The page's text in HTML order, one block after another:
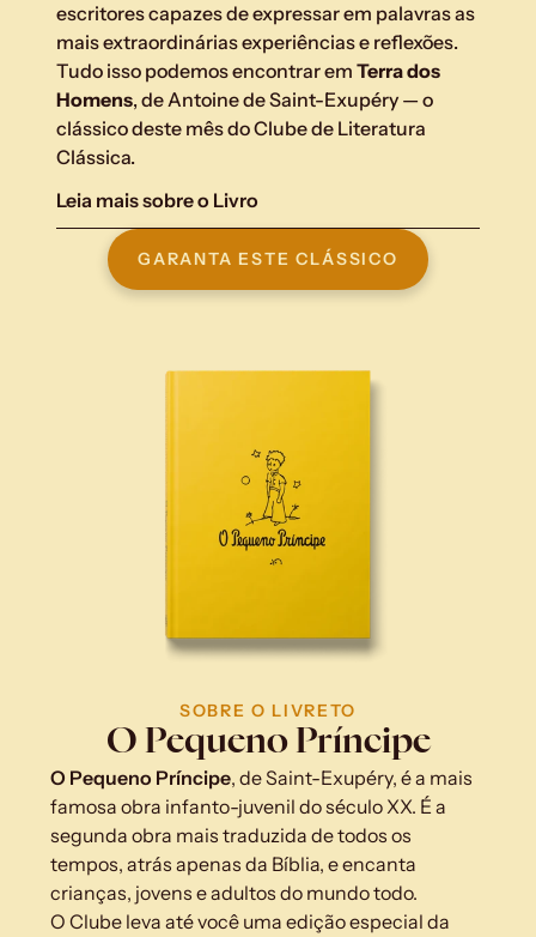
escritores capazes de expressar em palavras as
mais extraordinárias experiências e reflexões.
Tudo isso podemos encontrar em Terra dos
Homens, de Antoine de Saint-Exupéry — o
clássico deste mês do Clube de Literatura
Clássica.
Leia mais sobre o Livro
GARANTA ESTE CLÁSSICO
SOBRE O LIVRETO
O Pequeno Príncipe
O Pequeno Príncipe, de Saint-Exupéry, é a mais
famosa obra infanto-juvenil do século XX. É a
segunda obra mais traduzida de todos os
tempos, atrás apenas da Bíblia, e encanta
crianças, jovens e adultos do mundo todo.
O Clube leva até você uma edição especial da